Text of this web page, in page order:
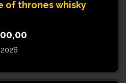
of thrones whisky